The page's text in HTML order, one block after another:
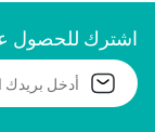
اشترك للحصول